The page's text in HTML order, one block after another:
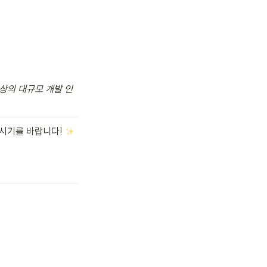
의 대규모 개발 인
기를 바랍니다!